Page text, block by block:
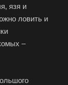
язя и
ловить и
–